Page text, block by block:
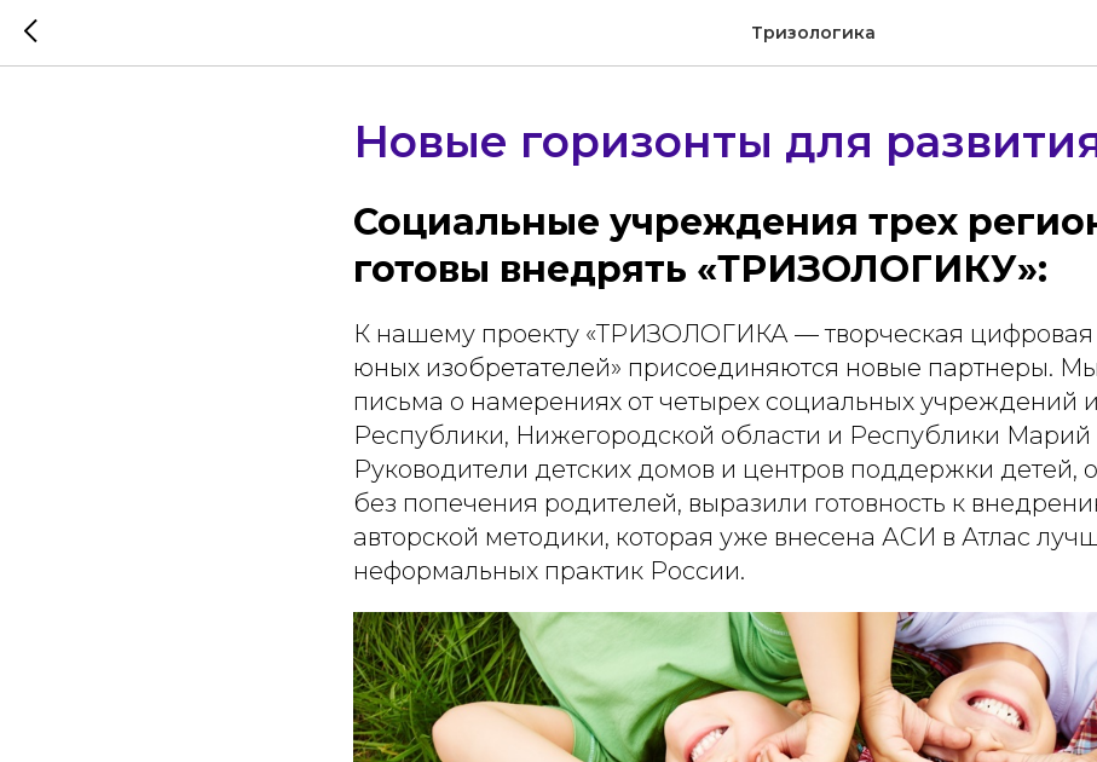
Тризологика
Новые горизонты для
Социальные учреждения трех
готовы внедрять «ТРИЗОЛОГИКУ»:
К нашему проекту «ТРИЗОЛОГИКА — творческая цифровая
юных изобретателей» присоединяются новые партнеры.
письма о намерениях от четырех социальных учреждений
Республики, Нижегородской области и Республики Марий
Руководители детских домов и центров поддержки детей,
без попечения родителей, выразили готовность к
авторской методики, которая уже внесена АСИ в Атлас
неформальных практик России.